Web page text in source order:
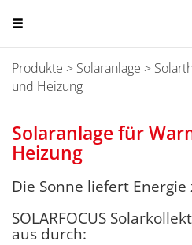
Produkte > Solaranlage >
und Heizung
Solaranlage für
Heizung
Die Sonne liefert
SOLARFOCUS
aus durch: